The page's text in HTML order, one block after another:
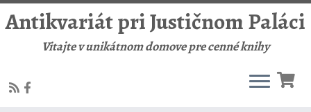
Antikvariát pri Justičnom Paláci
Vitajte v unikátnom domove pre cenné knihy